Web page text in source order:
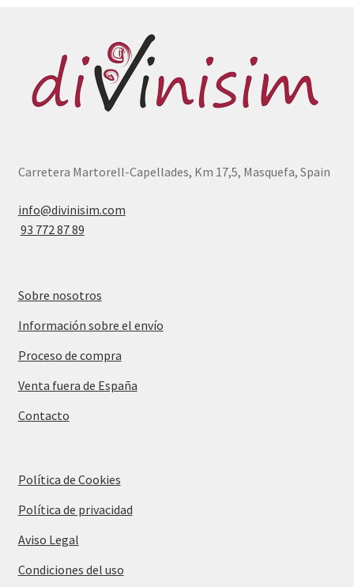
Carretera Martorell-Capellades, Km 17,5, Masquefa, Spain
info@divinisim.com
93 772 87 89
Sobre nosotros
Información sobre el envío
Proceso de compra
Venta fuera de España
Contacto
Política de Cookies
Política de privacidad
Aviso Legal
Condiciones del uso